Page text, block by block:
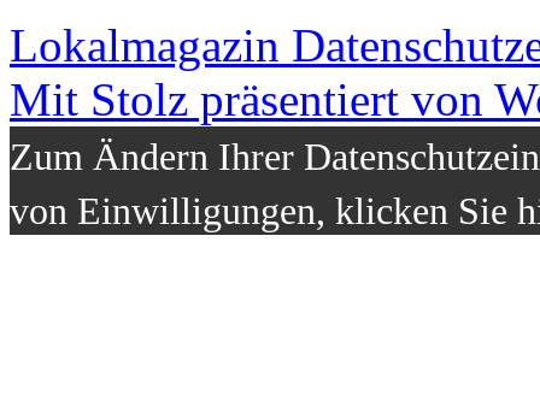
Lokalmagazin
Mit Stolz präsentiert von
Zum Ändern Ihrer
von Einwilligungen, klicken Sie